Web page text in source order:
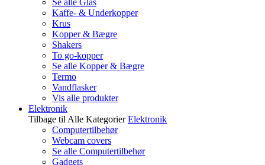
Se alle Glas
Kaffe- & Underkopper
Krus
Kopper & Bægre
Shakers
To go-kopper
Se alle Kopper & Bægre
Termo
Vandflasker
Vis alle produkter
Elektronik
Tilbage til Alle Kategorier Elektronik
Computertilbehør
Webcam covers
Se alle Computertilbehør
Gadgets